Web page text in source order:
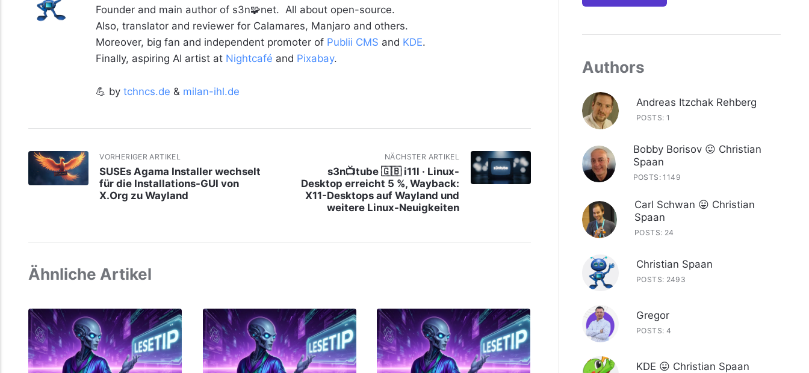
Founder and main author of s3n🧩net. All about open-source.
Also, translator and reviewer for Calamares, Manjaro and others.
Moreover, big fan and independent promoter of Publii CMS and KDE.
Finally, aspiring AI artist at Nightcafé and Pixabay.
💪 by tchncs.de & milan-ihl.de
VORHERIGER ARTIKEL
SUSEs Agama Installer wechselt
für die Installations-GUI von
X.Org zu Wayland
NÄCHSTER ARTIKEL
s3n📺tube 🇬🇧 i11l · Linux-
Desktop erreicht 5 %, Wayback:
X11-Desktops auf Wayland und
weitere Linux-Neuigkeiten
Ähnliche Artikel
Authors
Andreas Itzchak Rehberg
POSTS: 1
Bobby Borisov 😛 Christian
Spaan
POSTS: 1149
Carl Schwan 😛 Christian
Spaan
POSTS: 24
Christian Spaan
POSTS: 2493
Gregor
POSTS: 4
KDE 😛 Christian Spaan